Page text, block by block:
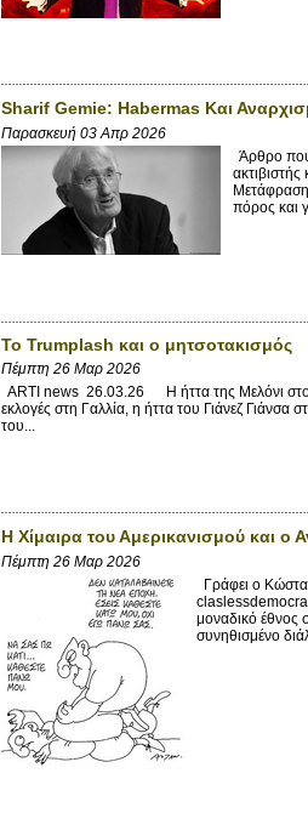
Sharif Gemie: Habermas Και
Παρασκευή 03 Απρ 2026
Άρθρο
πόρος και
Το Trumplash και ο μητσοτακισμός
Πέμπτη 26 Μαρ 2026
ARTI news 26.03.26 Η ήττα της Μελόνι στο
εκλογές στη Γαλλία, η ήττα του Γιάνεζ
του...
Η Χίμαιρα του Αμερικανισμού και ο
Πέμπτη 26 Μαρ 2026
Γράφει ο
μοναδικό έθνος
συνηθισμένο